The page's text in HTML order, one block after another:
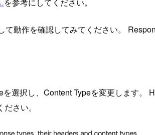
て動作を確認してみてください。
選択し、Content Typeを変更します
さい。